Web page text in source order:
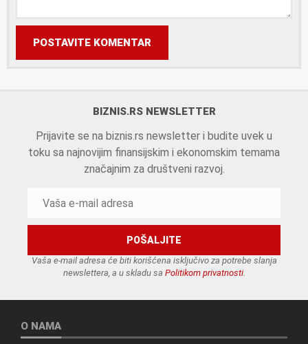
POSTAVITE KOMENTAR
BIZNIS.RS NEWSLETTER
Prijavite se na biznis.rs newsletter i budite uvek u
toku sa najnovijim finansijskim i ekonomskim temama
značajnim za društveni razvoj.
Vaša e-mail adresa će biti korišćena isključivo za potrebe slanja
newslettera, a u skladu sa Politikom privatnosti.
O NAMA